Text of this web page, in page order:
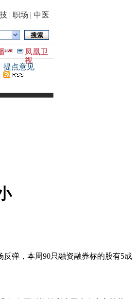
| 职场 | 中医
凤凰卫
视
提点意见
弹，本周90只融资融券标的股有5成